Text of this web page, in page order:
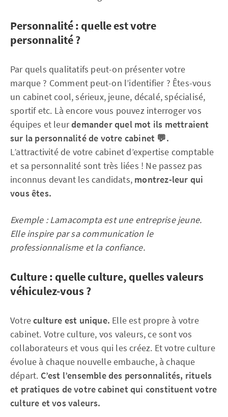
Personnalité : quelle est votre
personnalité ?
Par quels qualitatifs peut-on présenter votre
marque ? Comment peut-on l’identifier ? Êtes-vous
un cabinet cool, sérieux, jeune, décalé, spécialisé,
sportif etc. Là encore vous pouvez interroger vos
équipes et leurdemander quel mot ils mettraient
sur la personnalité de votre cabinet 💬.
L’attractivité de votre cabinet d’expertise comptable
et sa personnalité sont très liées ! Ne passez pas
inconnus devant les candidats, montrez-leur qui
vous êtes.
Exemple : Lamacompta est une entreprise jeune.
Elle inspire par sa communication le
professionnalisme et la confiance.
Culture : quelle culture, quelles valeurs
véhiculez-vous ?
Votreculture est unique. Elle est propre à votre
cabinet. Votre culture, vos valeurs, ce sont vos
collaborateurs et vous qui les créez. Et votre culture
évolue à chaque nouvelle embauche, à chaque
départ. C’est l’ensemble des personnalités, rituels
et pratiques de votre cabinet qui constituent votre
culture et vos valeurs.